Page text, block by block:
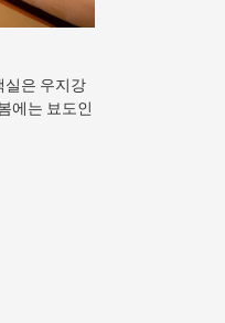
실은 우지강
에는 뵤도인